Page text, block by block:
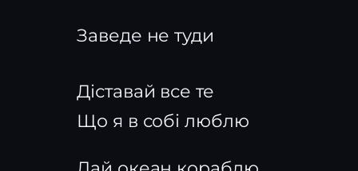
Заведе не туди
Діставай все те
Що я в собі люблю